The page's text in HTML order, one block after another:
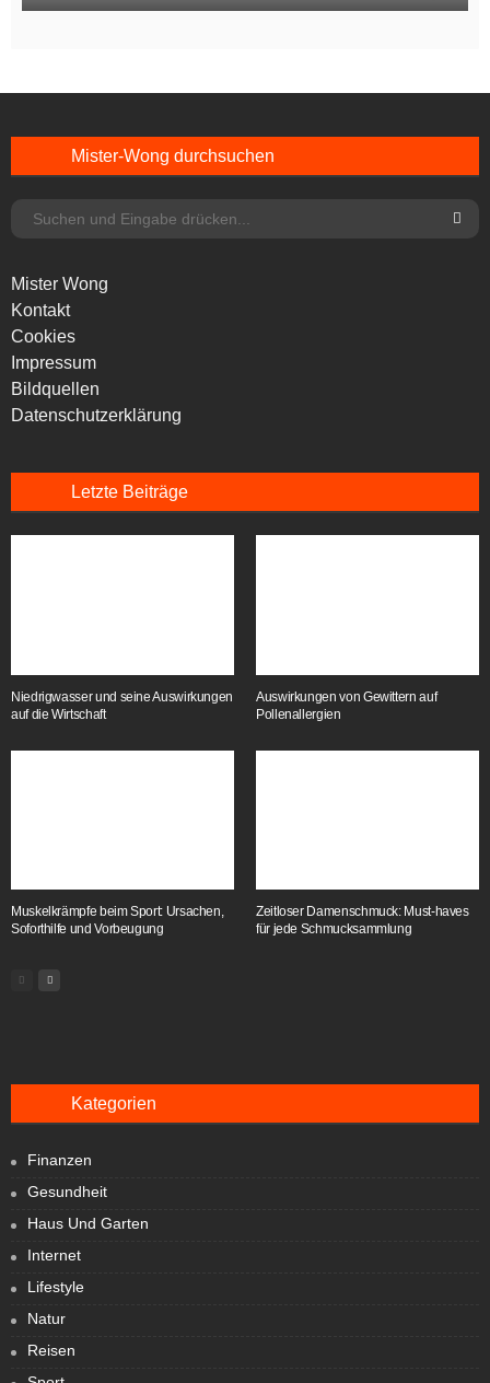
Mister-Wong durchsuchen
Mister Wong
Kontakt
Cookies
Impressum
Bildquellen
Datenschutzerklärung
Letzte Beiträge
Niedrigwasser und seine Auswirkungen
auf die Wirtschaft
Auswirkungen von Gewittern auf
Pollenallergien
Muskelkrämpfe beim Sport: Ursachen,
Soforthilfe und Vorbeugung
Zeitloser Damenschmuck: Must-haves
für jede Schmucksammlung
Kategorien
Finanzen
Gesundheit
Haus Und Garten
Internet
Lifestyle
Natur
Reisen